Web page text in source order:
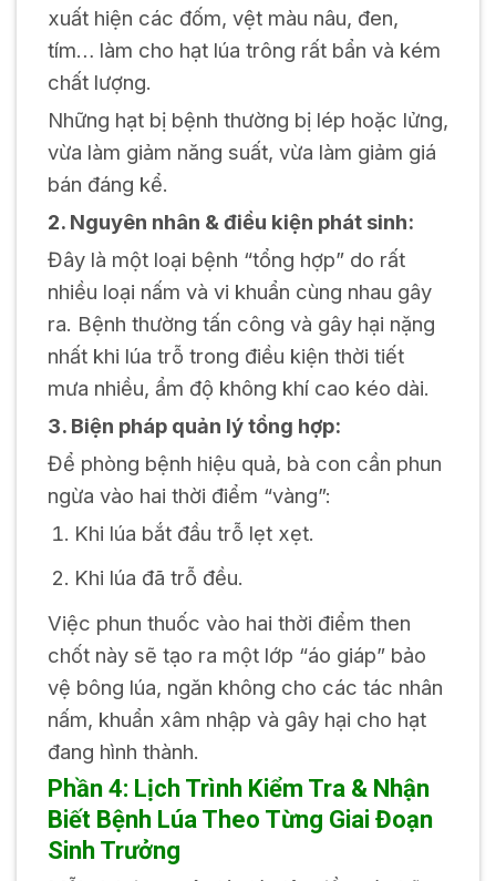
xuất hiện các đốm, vệt màu nâu, đen,
tím… làm cho hạt lúa trông rất bẩn và kém
chất lượng.
Những hạt bị bệnh thường bị lép hoặc lửng,
vừa làm giảm năng suất, vừa làm giảm giá
bán đáng kể.
2. Nguyên nhân & điều kiện phát sinh:
Đây là một loại bệnh “tổng hợp” do rất
nhiều loại nấm và vi khuẩn cùng nhau gây
ra. Bệnh thường tấn công và gây hại nặng
nhất khi lúa trỗ trong điều kiện thời tiết
mưa nhiều, ẩm độ không khí cao kéo dài.
3. Biện pháp quản lý tổng hợp:
Để phòng bệnh hiệu quả, bà con cần phun
ngừa vào hai thời điểm “vàng”:
Khi lúa bắt đầu trỗ lẹt xẹt.
Khi lúa đã trỗ đều.
Việc phun thuốc vào hai thời điểm then
chốt này sẽ tạo ra một lớp “áo giáp” bảo
vệ bông lúa, ngăn không cho các tác nhân
nấm, khuẩn xâm nhập và gây hại cho hạt
đang hình thành.
Phần 4: Lịch Trình Kiểm Tra & Nhận
Biết Bệnh Lúa Theo Từng Giai Đoạn
Sinh Trưởng